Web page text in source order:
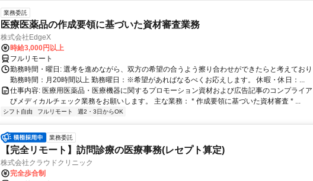
業務委託
医療医薬品の作成要領に基づいた資材審査業務
株式会社EdgeX
時給3,000円以上
フルリモート
勤務時間・曜日: 選考を進めながら、双方の希望の合うよう擦り合わせができたらと考えてお
勤務時間：月20時間以上 勤務曜日：※希望があればなるべくお応えします。 休暇・休日：...
仕事内容: 医療用医薬品・医療機器に関するプロモーション資材および広告記事のコンプライ
びメディカルチェック業務をお願いします。 主な業務： * 作成要領に基づいた資材審査 * ...
シフト自由 フルリモート 週2・3日からOK
業務委託
【完全リモート】訪問診療の医療事務(レセプト算定)
株式会社クラウドクリニック
完全歩合制